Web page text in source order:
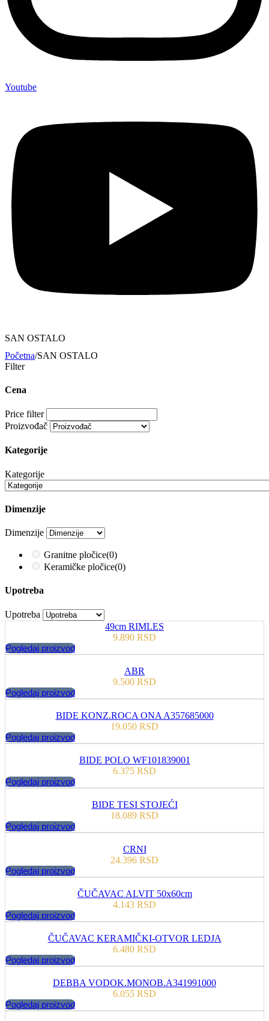
Youtube
SAN OSTALO
Početna/SAN OSTALO
Filter
Cena
Price filter
Proizvođač
Kategorije
Kategorije
Dimenzije
Dimenzije
Granitne pločice(0)
Keramičke pločice(0)
Upotreba
Upotreba
49cm RIMLES
9.890 RSD
Pogledaj proizvod
ABR
9.500 RSD
Pogledaj proizvod
BIDE KONZ.ROCA ONA A357685000
19.050 RSD
Pogledaj proizvod
BIDE POLO WF101839001
6.375 RSD
Pogledaj proizvod
BIDE TESI STOJEĆI
18.089 RSD
Pogledaj proizvod
CRNI
24.396 RSD
Pogledaj proizvod
ČUČAVAC ALVIT 50x60cm
4.143 RSD
Pogledaj proizvod
ČUČAVAC KERAMIČKI-OTVOR LEDJA
6.480 RSD
Pogledaj proizvod
DEBBA VODOK.MONOB.A341991000
6.055 RSD
Pogledaj proizvod